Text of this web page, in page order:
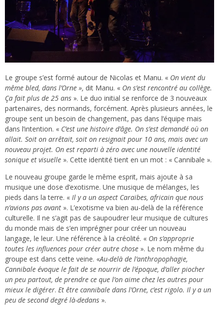
Le groupe s’est formé autour de Nicolas et Manu. « On vient du
même bled, dans l’Orne », dit Manu. « On s’est rencontré au collège.
Ça fait plus de 25 ans ». Le duo initial se renforce de 3 nouveaux
partenaires, des normands, forcément. Après plusieurs années, le
groupe sent un besoin de changement, pas dans l’équipe mais
dans l’intention. « C’est une histoire d’âge. On s’est demandé où on
allait. Soit on arrêtait, soit on resignait pour 10 ans, mais avec un
nouveau projet. On est reparti à zéro avec une nouvelle identité
sonique et visuelle ». Cette identité tient en un mot : « Cannibale ».
Le nouveau groupe garde le même esprit, mais ajoute à sa
musique une dose d’exotisme. Une musique de mélanges, les
pieds dans la terre. « Il y a un aspect Caraïbes, africain que nous
n’avions pas avant ». L’exotisme va bien au-delà de la référence
culturelle. Il ne s’agit pas de saupoudrer leur musique de cultures
du monde mais de s’en imprégner pour créer un nouveau
langage, le leur. Une référence à la créolité. « On s’approprie
toutes les influences pour créer autre chose ». Le nom même du
groupe est dans cette veine. «Au-delà de l’anthropophagie,
Cannibale évoque le fait de se nourrir de l’époque, d’aller piocher
un peu partout, de prendre ce que l’on aime chez les autres pour
mieux le digérer. Et être cannibale dans l’Orne, c’est rigolo. Il y a un
peu de second degré là-dedans ».